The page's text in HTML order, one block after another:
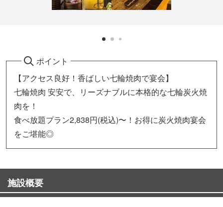
ポイント
【アクセス良好！香ばしい七輪焼肉で宴会】
七輪焼肉 安安で、リーズナブルに本格的な七輪炭火焼
肉を！
食べ放題プラン2,838円(税込)〜！お得に炭火焼肉宴会
をご堪能◎
施設概要